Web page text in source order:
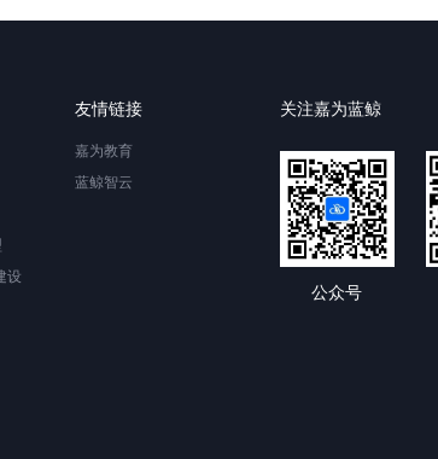
设
友情链接
嘉为教育
蓝鲸智云
关注嘉为蓝鲸
公众号